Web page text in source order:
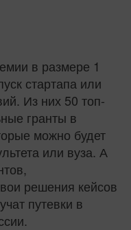
в размере 1
стартапа или
Из них 50 топ-
гранты в
можно будет
или вуза. А
решения кейсов
путевки в